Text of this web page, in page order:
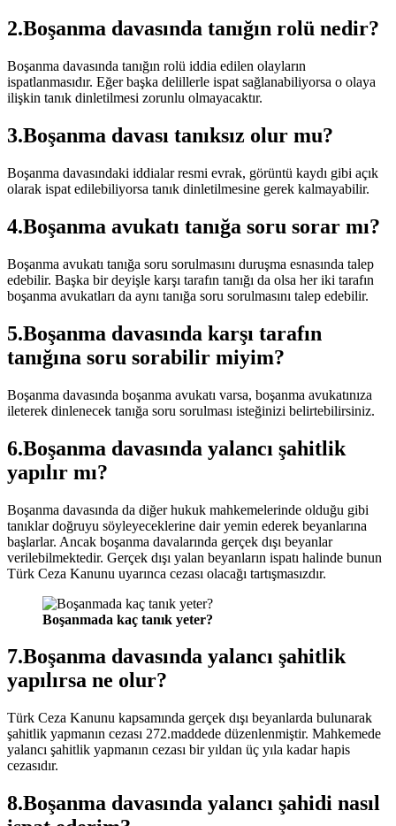
2.Boşanma davasında tanığın rolü nedir?
Boşanma davasında tanığın rolü iddia edilen olayların
ispatlanmasıdır. Eğer başka delillerle ispat sağlanabiliyorsa o olaya
ilişkin tanık dinletilmesi zorunlu olmayacaktır.
3.Boşanma davası tanıksız olur mu?
Boşanma davasındaki iddialar resmi evrak, görüntü kaydı gibi açık
olarak ispat edilebiliyorsa tanık dinletilmesine gerek kalmayabilir.
4.Boşanma avukatı tanığa soru sorar mı?
Boşanma avukatı tanığa soru sorulmasını duruşma esnasında talep
edebilir. Başka bir deyişle karşı tarafın tanığı da olsa her iki tarafın
boşanma avukatları da aynı tanığa soru sorulmasını talep edebilir.
5.Boşanma davasında karşı tarafın
tanığına soru sorabilir miyim?
Boşanma davasında boşanma avukatı varsa, boşanma avukatınıza
ileterek dinlenecek tanığa soru sorulması isteğinizi belirtebilirsiniz.
6.Boşanma davasında yalancı şahitlik
yapılır mı?
Boşanma davasında da diğer hukuk mahkemelerinde olduğu gibi
tanıklar doğruyu söyleyeceklerine dair yemin ederek beyanlarına
başlarlar. Ancak boşanma davalarında gerçek dışı beyanlar
verilebilmektedir. Gerçek dışı yalan beyanların ispatı halinde bunun
Türk Ceza Kanunu uyarınca cezası olacağı tartışmasızdır.
Boşanmada kaç tanık yeter?
7.Boşanma davasında yalancı şahitlik
yapılırsa ne olur?
Türk Ceza Kanunu kapsamında gerçek dışı beyanlarda bulunarak
şahitlik yapmanın cezası 272.maddede düzenlenmiştir. Mahkemede
yalancı şahitlik yapmanın cezası bir yıldan üç yıla kadar hapis
cezasıdır.
8.Boşanma davasında yalancı şahidi nasıl